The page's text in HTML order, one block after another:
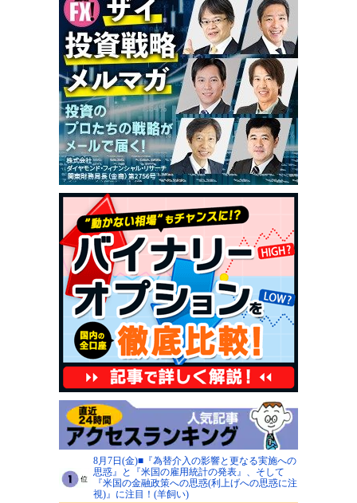
8月7日(金)■『為替介入の影響と更なる実施への
思惑』と『米国の雇用統計の発表』、そして
『米国の金融政策への思惑(利上げへの思惑に注
視)』に注目！(羊飼い)